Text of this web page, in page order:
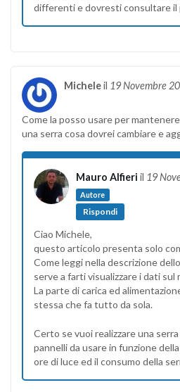
differenti e dovresti consultare
Micheleil 19 Novembre
Come la posso usare per
una serra cosa dovrei cambiare e
Mauro Alfieri il 19
Autore
Rispondi
Ciao Michele,
questo articolo presenta solo
Come leggi nella descrizione
serve a farti visualizzare i dati sul
La parte di carica ed
stessa che fa tutto da sola.
Certo se vuoi realizzare una
pannelli da usare in funzione
ore di luce ed il consumo della